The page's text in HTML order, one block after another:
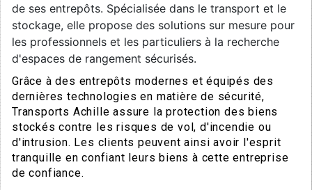
de ses entrepôts. Spécialisée dans le transport et le
stockage, elle propose des solutions sur mesure pour
les professionnels et les particuliers à la recherche
d'espaces de rangement sécurisés.
Grâce à des entrepôts modernes et équipés des
dernières technologies en matière de sécurité,
Transports Achille assure la protection des biens
stockés contre les risques de vol, d'incendie ou
d'intrusion. Les clients peuvent ainsi avoir l'esprit
tranquille en confiant leurs biens à cette entreprise
de confiance.